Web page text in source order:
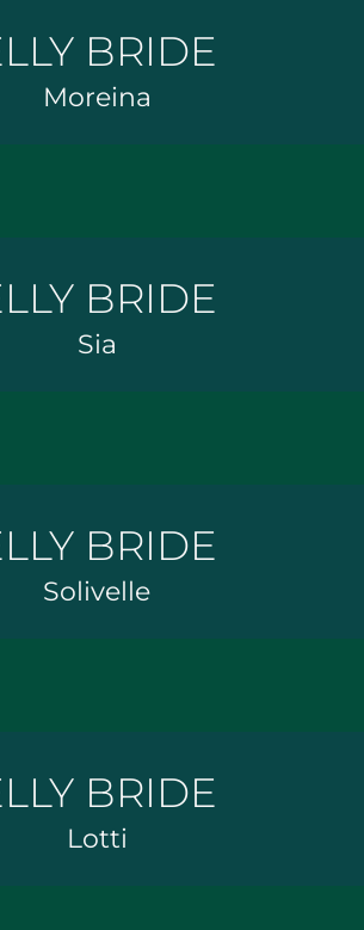
BRIDE
Moreina
BRIDE
Sia
BRIDE
Solivelle
BRIDE
Lotti